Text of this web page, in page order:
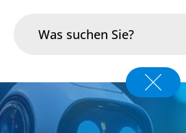
Branchen
Im Fokus